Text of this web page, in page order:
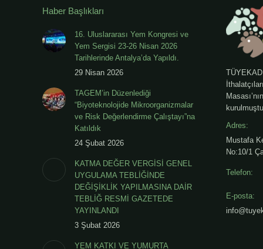
Haber Başlıkları
16. Uluslararası Yem Kongresi ve
Yem Sergisi 23-26 Nisan 2026
Tarihlerinde Antalya’da Yapıldı.
29 Nisan 2026
TAGEM’in Düzenlediği
“Biyoteknolojide Mikroorganizmalar
ve Risk Değerlendirme Çalıştayı”na
Katıldık
24 Şubat 2026
KATMA DEĞER VERGİSİ GENEL
UYGULAMA TEBLİĞİNDE
DEĞİŞİKLİK YAPILMASINA DAİR
TEBLİĞ RESMİ GAZETEDE
YAYINLANDI
3 Şubat 2026
YEM KATKI VE YUMURTA
Adres:
Mustafa
No:10/1
Telefon:
E-posta: